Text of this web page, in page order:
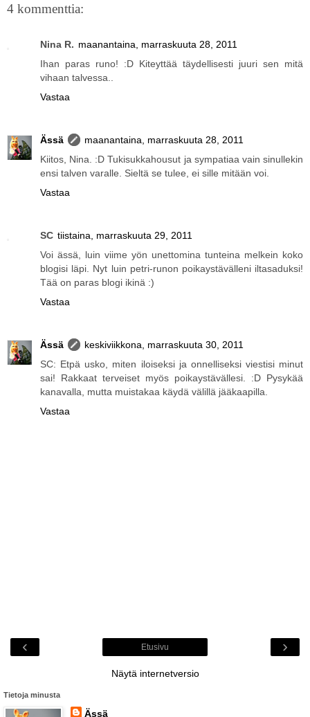
4 kommenttia:
Nina R. maanantaina, marraskuuta 28, 2011
Ihan paras runo! :D Kiteyttää täydellisesti juuri sen mitä
vihaan talvessa..
Vastaa
Ässä
maanantaina, marraskuuta 28, 2011
Kiitos, Nina. :D Tukisukkahousut ja sympatiaa vain sinullekin
ensi talven varalle. Sieltä se tulee, ei sille mitään voi.
Vastaa
SC tiistaina, marraskuuta 29, 2011
Voi ässä, luin viime yön unettomina tunteina melkein koko
blogisi läpi. Nyt luin petri-runon poikaystävälleni iltasaduksi!
Tää on paras blogi ikinä :)
Vastaa
Ässä
keskiviikkona, marraskuuta 30, 2011
SC: Etpä usko, miten iloiseksi ja onnelliseksi viestisi minut
sai! Rakkaat terveiset myös poikaystävällesi. :D Pysykää
kanavalla, mutta muistakaa käydä välillä jääkaapilla.
Vastaa
‹ ›
Etusivu
Näytä internetversio
Tietoja minusta
Ässä